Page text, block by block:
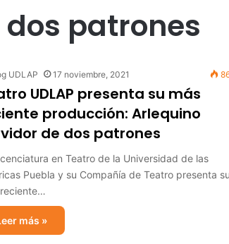
patrones
UDLAP 17 noviembre, 2021
UDLAP presenta su más
producción: Arlequino
de dos patrones
en Teatro de la Universidad de las
Puebla y su Compañía de Teatro presenta su
más »